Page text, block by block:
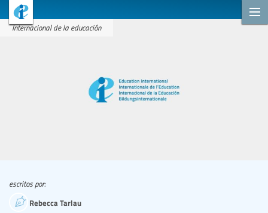
Internacional de la educación
escritos por:
Rebecca Tarlau